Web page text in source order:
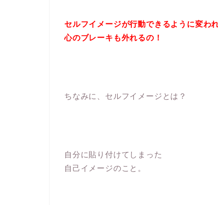
セルフイメージが行動できるように変わ
心のブレーキも外れるの！
ちなみに、セルフイメージとは？
自分に貼り付けてしまった
自己イメージのこと。